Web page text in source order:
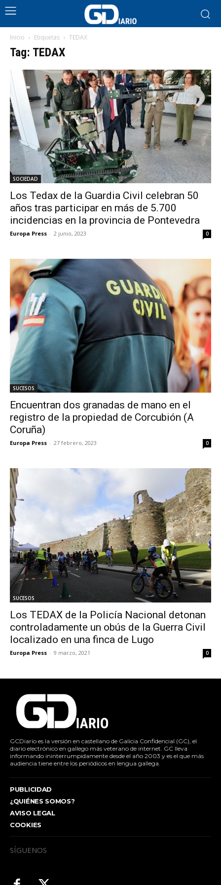
Inicio Etiquetas TEDAX
Tag: TEDAX
SOCIEDAD
Los Tedax de la Guardia Civil celebran 50
años tras participar en más de 5.700
incidencias en la provincia de Pontevedra
Europa Press - 2 junio, 2023 0
SUCESOS
Encuentran dos granadas de mano en el
registro de la propiedad de Corcubión (A
Coruña)
Europa Press - 27 febrero, 2023 0
SUCESOS
Los TEDAX de la Policía Nacional detonan
controladamente un obús de la Guerra Civil
localizado en una finca de Lugo
Europa Press - 9 marzo, 2021 0
GCDiario es la versión en castellano de Galicia Confidencial (GC), el
diario electrónico en gallego más veterano de internet. GC lleva
informando ininterrumpidamente desde el año 2003 y es el que más
audiencia tiene entre los periódicos en lengua gallega.
PUBLICIDAD
¿QUIÉNES SOMOS?
AVISO LEGAL
COOKIES
SÍGUENOS